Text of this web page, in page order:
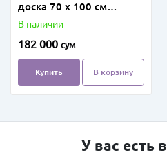
доска 70 х 100 см
(Белая/Зеленая)
В наличии
182 000 сум
Купить В корзину
У вас есть